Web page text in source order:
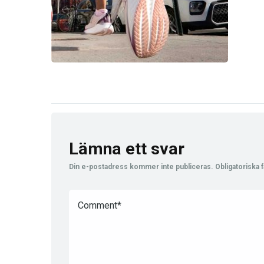
Lämna ett svar
Din e-postadress kommer inte publiceras. Obligatoriska